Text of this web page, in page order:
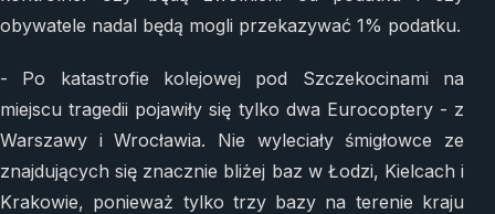
obywatele nadal będą mogli przekazywać 1% podatku.
- Po katastrofie kolejowej pod Szczekocinami na
miejscu tragedii pojawiły się tylko dwa Eurocoptery - z
Warszawy i Wrocławia. Nie wyleciały śmigłowce ze
znajdujących się znacznie bliżej baz w Łodzi, Kielcach i
Krakowie, ponieważ tylko trzy bazy na terenie kraju